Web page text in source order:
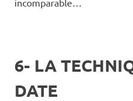
6- LA
DATE